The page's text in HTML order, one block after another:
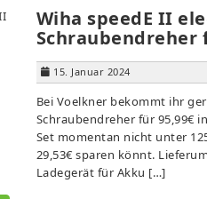
Wiha speedE II
Schraubendreher
15. Januar 2024
Bei Voelkner bekommt ihr
Schraubendreher für 95,99€
Set momentan nicht unter
29,53€ sparen könnt.
Ladegerät für Akku […]